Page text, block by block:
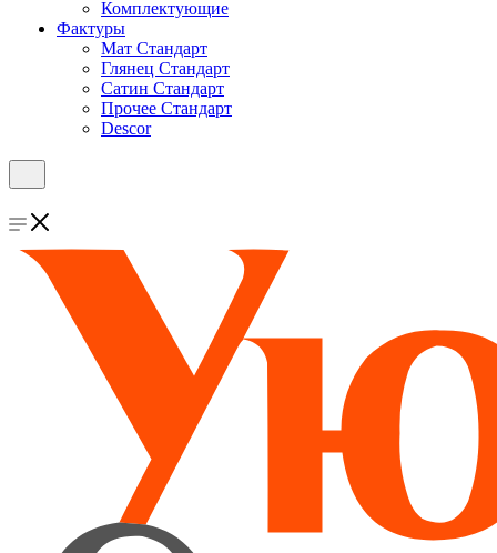
Комплектующие
Фактуры
Мат Стандарт
Глянец Стандарт
Сатин Стандарт
Прочее Стандарт
Descor